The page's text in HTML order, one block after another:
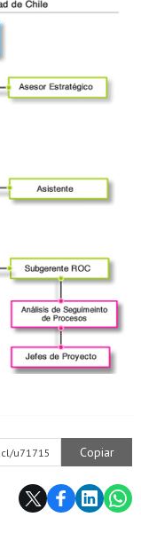
u71715 Copiar